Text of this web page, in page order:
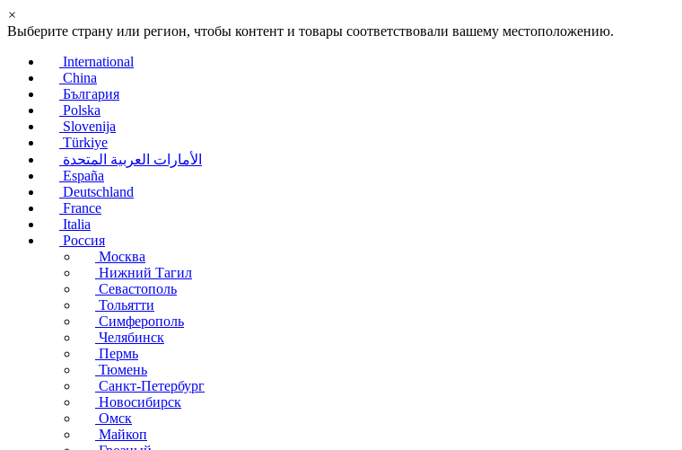
×
Выберите страну или регион, чтобы контент и товары соответствовали вашему местоположению.
International
China
България
Polska
Slovenija
Türkiye
الأمارات العربية المتحدة
España
Deutschland
France
Italia
Россия
Москва
Нижний Тагил
Севастополь
Тольятти
Симферополь
Челябинск
Пермь
Тюмень
Санкт-Петербург
Новосибирск
Омск
Майкоп